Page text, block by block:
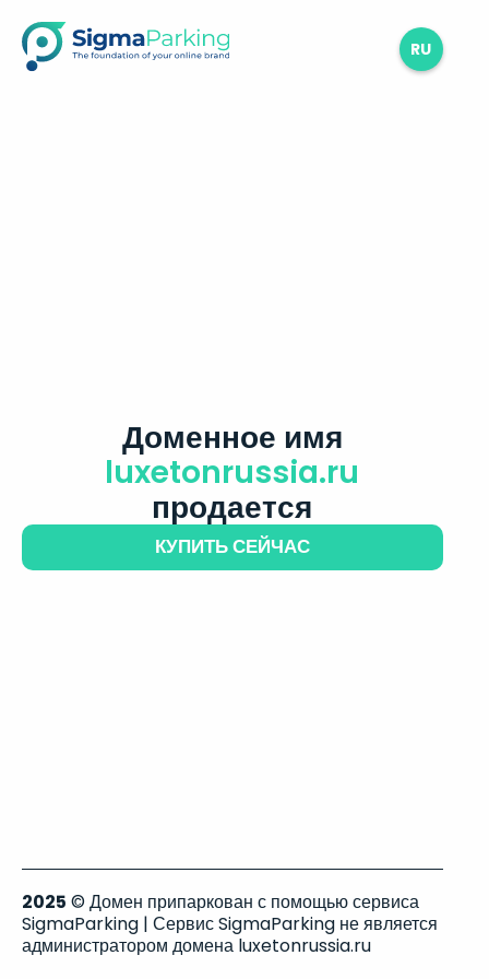
RU
Доменное имя
luxetonrussia.ru
продается
КУПИТЬ СЕЙЧАС
2025 © Домен припаркован с помощью сервиса
SigmaParking | Сервис SigmaParking не является
администратором домена luxetonrussia.ru